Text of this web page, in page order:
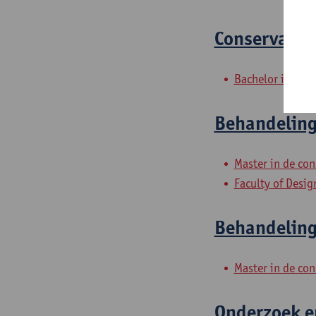
Bachelor in de
Master in de
Faculty of
Master in de